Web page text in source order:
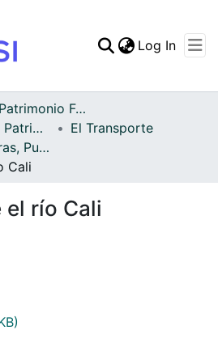
Statistics
Log In
Archivo del Patrimonio Fotográfico y Fílmico del Valle del Cauca
Fondo Archivo del Patrimonio Fotográfico y Fílmico del Valle del Cauca
El Transporte
APFFVC - Carreteras, Puentes - Patrimonial
Cali
el río Cali